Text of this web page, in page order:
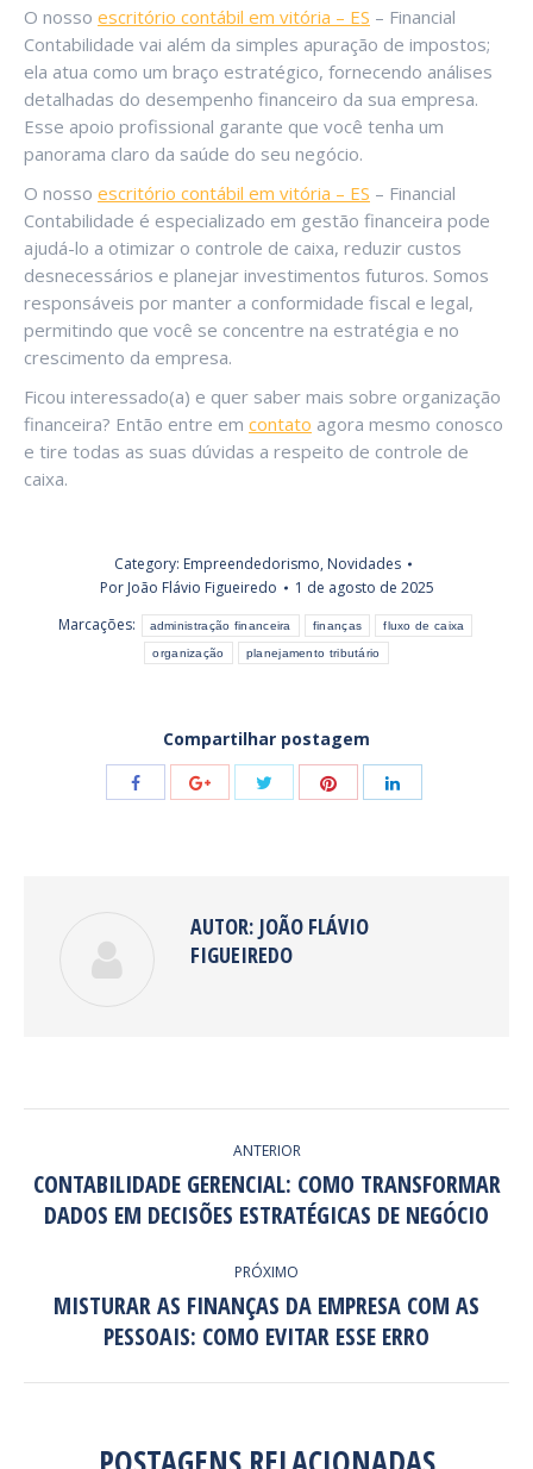
O nosso escritório contábil em vitória – ES – Financial
Contabilidade vai além da simples apuração de impostos;
ela atua como um braço estratégico, fornecendo análises
detalhadas do desempenho financeiro da sua empresa.
Esse apoio profissional garante que você tenha um
panorama claro da saúde do seu negócio.
O nosso escritório contábil em vitória – ES – Financial
Contabilidade é especializado em gestão financeira pode
ajudá-lo a otimizar o controle de caixa, reduzir custos
desnecessários e planejar investimentos futuros. Somos
responsáveis por manter a conformidade fiscal e legal,
permitindo que você se concentre na estratégia e no
crescimento da empresa.
Ficou interessado(a) e quer saber mais sobre organização
financeira? Então entre em contato agora mesmo conosco
e tire todas as suas dúvidas a respeito de controle de
caixa.
Category: Empreendedorismo, Novidades
Por João Flávio Figueiredo
1 de agosto de 2025
Marcações:
administração financeira finanças fluxo de caixa
organização planejamento tributário
Compartilhar postagem
AUTOR: JOÃO FLÁVIO
FIGUEIREDO
DE
POST:
ANTERIOR
Post
anterior:
CONTABILIDADE GERENCIAL: COMO TRANSFORMAR
DADOS EM DECISÕES ESTRATÉGICAS DE NEGÓCIO
PRÓXIMO
Próximo
post:
MISTURAR AS FINANÇAS DA EMPRESA COM AS
PESSOAIS: COMO EVITAR ESSE ERRO